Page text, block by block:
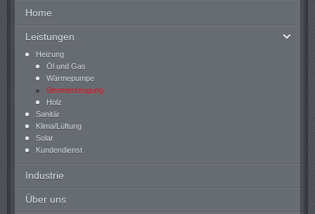
Home
Leistungen
Heizung
Öl und Gas
Wärmepumpe
Stromerzeugung
Holz
Sanitär
Klima/Lüftung
Solar
Kundendienst
Industrie
Über uns